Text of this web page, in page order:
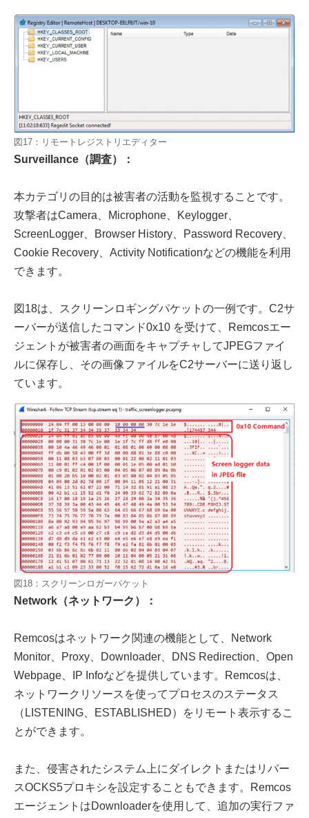
図17：リモートレジストリエディター
Surveillance（調査）：
本カテゴリの目的は被害者の活動を監視することです。
攻撃者はCamera、Microphone、Keylogger、
ScreenLogger、Browser History、Password Recovery、
Cookie Recovery、Activity Notificationなどの機能を利用
できます。
図18は、スクリーンロギングパケットの一例です。C2サ
ーバーが送信したコマンド0x10 を受けて、Remcosエー
ジェントが被害者の画面をキャプチャしてJPEGファイ
ルに保存し、その画像ファイルをC2サーバーに送り返し
ています。
図18：スクリーンロガーパケット
Network（ネットワーク）：
Remcosはネットワーク関連の機能として、Network
Monitor、Proxy、Downloader、DNS Redirection、Open
Webpage、IP Infoなどを提供しています。Remcosは、
ネットワークリソースを使ってプロセスのステータス
（LISTENING、ESTABLISHED）をリモート表示するこ
とができます。
また、侵害されたシステム上にダイレクトまたはリバー
スOCKS5プロキシを設定することもできます。Remcos
エージェントはDownloaderを使用して、追加の実行ファ